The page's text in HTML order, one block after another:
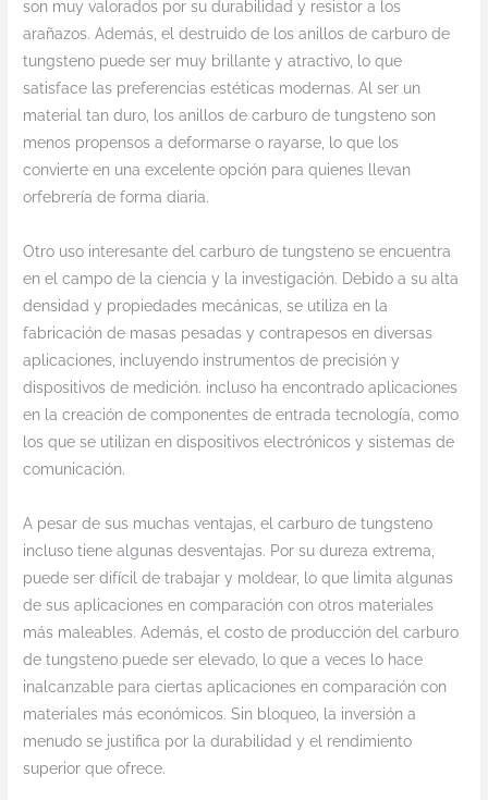
son muy valorados por su durabilidad y resistor a los
arañazos. Además, el destruido de los anillos de carburo de
tungsteno puede ser muy brillante y atractivo, lo que
satisface las preferencias estéticas modernas. Al ser un
material tan duro, los anillos de carburo de tungsteno son
menos propensos a deformarse o rayarse, lo que los
convierte en una excelente opción para quienes llevan
orfebrería de forma diaria.
Otro uso interesante del carburo de tungsteno se encuentra
en el campo de la ciencia y la investigación. Debido a su alta
densidad y propiedades mecánicas, se utiliza en la
fabricación de masas pesadas y contrapesos en diversas
aplicaciones, incluyendo instrumentos de precisión y
dispositivos de medición. incluso ha encontrado aplicaciones
en la creación de componentes de entrada tecnología, como
los que se utilizan en dispositivos electrónicos y sistemas de
comunicación.
A pesar de sus muchas ventajas, el carburo de tungsteno
incluso tiene algunas desventajas. Por su dureza extrema,
puede ser difícil de trabajar y moldear, lo que limita algunas
de sus aplicaciones en comparación con otros materiales
más maleables. Además, el costo de producción del carburo
de tungsteno puede ser elevado, lo que a veces lo hace
inalcanzable para ciertas aplicaciones en comparación con
materiales más económicos. Sin bloqueo, la inversión a
menudo se justifica por la durabilidad y el rendimiento
superior que ofrece.